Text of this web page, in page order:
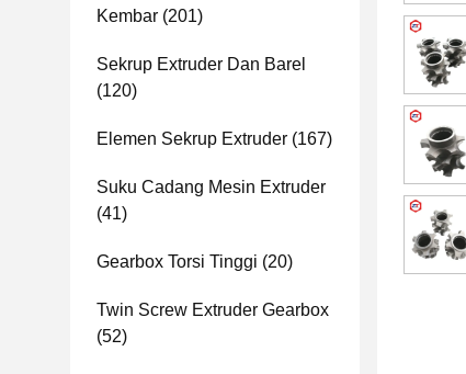
Kembar (201)
Sekrup Extruder Dan Barel
(120)
Elemen Sekrup Extruder (167)
Suku Cadang Mesin Extruder
(41)
Gearbox Torsi Tinggi (20)
Twin Screw Extruder Gearbox
(52)